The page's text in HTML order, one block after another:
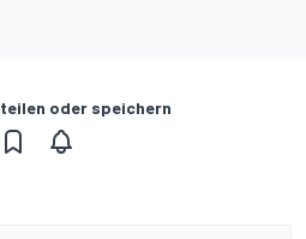
oder speichern